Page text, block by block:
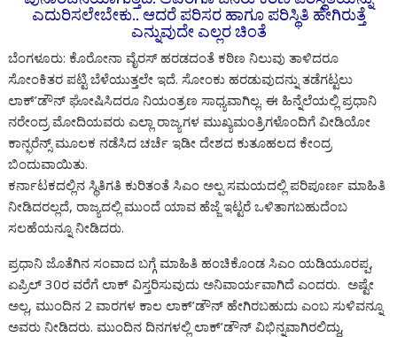
k p
m g
er
e
ai
l
n
e
ಎದುರಿಸಲೇಬೇಕು.. ಆದರೆ ಪರಿಸರ ಹಾಗೂ ಪರಿಸ್ಥಿತಿ ಹೇಗಿರುತ್ತೆ
ಎನ್ನುವುದೇ ಎಲ್ಲರ ಚಿಂತೆ
ಬೆಂಗಳೂರು: ಕೊರೋನಾ ವೈರಸ್ ಹರಡದಂತೆ ಕಠಿಣ ನಿಲುವು ತಾಳಿದರೂ
ಸೋಂಕಿತರ ಪಟ್ಟಿ ಬೆಳೆಯುತ್ತಲೇ ಇದೆ. ಸೋಂಕು ಹರಡುವುದನ್ನು ತಡೆಗಟ್ಟಲು
ಲಾಕ್’ಡೌನ್ ಘೋಷಿಸಿದರೂ ನಿಯಂತ್ರಣ ಸಾಧ್ಯವಾಗಿಲ್ಲ. ಈ ಹಿನ್ನೆಲೆಯಲ್ಲಿ ಪ್ರಧಾನಿ
ನರೇಂದ್ರ ಮೋದಿಯವರು ಎಲ್ಲಾ ರಾಜ್ಯಗಳ ಮುಖ್ಯಮಂತ್ರಿಗಳೊಂದಿಗೆ ವೀಡಿಯೋ
ಕಾನ್ಫರೆನ್ಸ್ ಮೂಲಕ ನಡೆಸಿದ ಚರ್ಚೆ ಇಡೀ ದೇಶದ ಕುತೂಹಲದ ಕೇಂದ್ರ
ಬಿಂದುವಾಯಿತು.
ಕರ್ನಾಟಕದಲ್ಲಿನ ಸ್ಥಿತಿಗತಿ ಕುರಿತಂತೆ ಸಿಎಂ ಅಲ್ಪ ಸಮಯದಲ್ಲಿ ಪರಿಪೂರ್ಣ ಮಾಹಿತಿ
ನೀಡಿದರಲ್ಲದೆ, ರಾಜ್ಯದಲ್ಲಿ ಮುಂದೆ ಯಾವ ಹೆಜ್ಜೆ ಇಟ್ಟರೆ ಒಳಿತಾಗಬಹುದೆಂಬ
ಸಲಹೆಯನ್ನೂ ನೀಡಿದರು.
ಪ್ರಧಾನಿ ಜೊತೆಗಿನ ಸಂವಾದ ಬಗ್ಗೆ ಮಾಹಿತಿ ಹಂಚಿಕೊಂಡ ಸಿಎಂ ಯಡಿಯೂರಪ್ಪ,
ಏಪ್ರಿಲ್ 30ರ ವರೆಗೆ ಲಾಕ್ ವಿಸ್ತರಿಸುವುದು ಅನಿವಾರ್ಯವಾಗಿದೆ ಎಂದರು. ಅಷ್ಟೇ
ಅಲ್ಲ, ಮುಂದಿನ 2 ವಾರಗಳ ಕಾಲ ಲಾಕ್’ಡೌನ್ ಹೇಗಿರಬಹುದು ಎಂಬ ಸುಳಿವನ್ನೂ
ಅವರು ನೀಡಿದರು. ಮುಂದಿನ ದಿನಗಳಲ್ಲಿ ಲಾಕ್’ಡೌನ್ ವಿಭಿನ್ನವಾಗಿರಲಿದ್ದು,